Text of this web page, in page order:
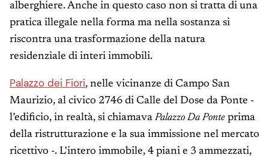
alberghiere. Anche in questo caso non si tratta di una
pratica illegale nella forma ma nella sostanza si
riscontra una trasformazione della natura
residenziale di interi immobili.
Palazzo dei Fiori, nelle vicinanze di Campo San
Maurizio, al civico 2746 di Calle del Dose da Ponte -
l’edificio, in realtà, si chiamava Palazzo Da Ponte prima
della ristrutturazione e la sua immissione nel mercato
ricettivo -. L'intero immobile, 4 piani e 3 ammezzati,